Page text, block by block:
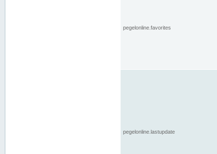
pegelonline.favorites
pegelonline.lastupdate